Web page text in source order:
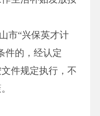
市“兴保英才计
件的，经认定
件规定执行，不